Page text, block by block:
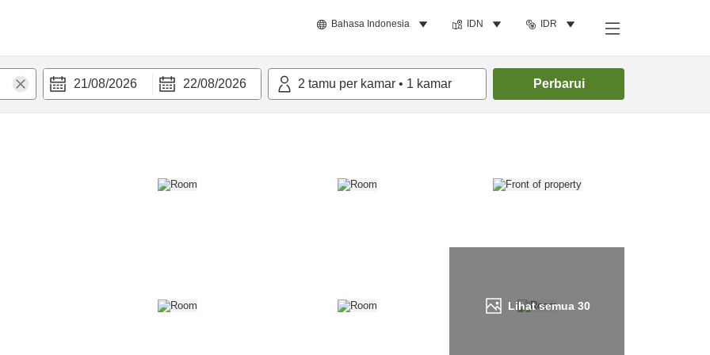
Bahasa Indonesia IDN IDR
21/08/2026 22/08/2026 2 tamu per kamar • 1 kamar Perbarui
Lihat semua 30
Cari kamar